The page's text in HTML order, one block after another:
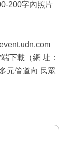
200字內照片
下載（網 址：
元管道向 民眾